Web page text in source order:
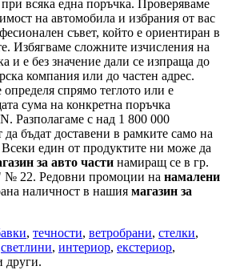
всяка една поръчка. Проверяваме
на автомобила и избрания от вас
съвет, който е ориентиран в
Избягваме сложните изчисления на
и е без значение дали се изпраща до
компания или до частен адрес.
определя спрямо теглото или е
сума на конкретна поръчка
Разполагаме с над 1 800 000
да бъдат доставени в рамките само на
един от продуктите ни може да
за авто части намиращ се в гр.
22. Редовни промоции на намалени
наличност в нашия магазин за
, течности, ветробрани, стелки,
светлини, интериор, екстериор,
други.